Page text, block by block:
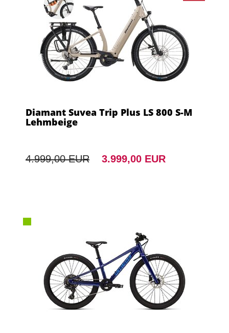
Diamant Suvea Trip Plus LS 800 S-M
Lehmbeige
4.999,00 EUR 3.999,00 EUR